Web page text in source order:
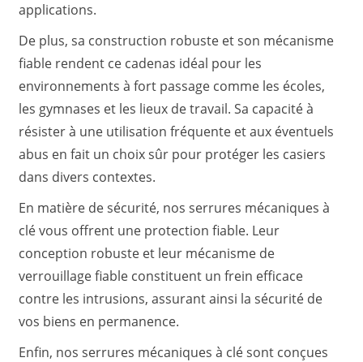
applications.
De plus, sa construction robuste et son mécanisme
fiable rendent ce cadenas idéal pour les
environnements à fort passage comme les écoles,
les gymnases et les lieux de travail. Sa capacité à
résister à une utilisation fréquente et aux éventuels
abus en fait un choix sûr pour protéger les casiers
dans divers contextes.
En matière de sécurité, nos serrures mécaniques à
clé vous offrent une protection fiable. Leur
conception robuste et leur mécanisme de
verrouillage fiable constituent un frein efficace
contre les intrusions, assurant ainsi la sécurité de
vos biens en permanence.
Enfin, nos serrures mécaniques à clé sont conçues